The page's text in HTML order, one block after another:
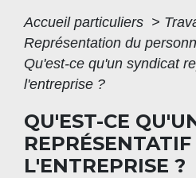
Accueil particuliers >
Représentation du
Qu'est-ce qu'un syndicat
l'entreprise ?
QU'EST-CE
L'ENTREPRISE ?